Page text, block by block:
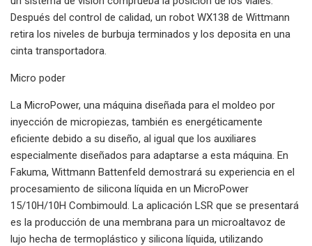
Después del control de calidad, un robot WX138 de Wittmann
retira los niveles de burbuja terminados y los deposita en una
cinta transportadora.
Micro poder
La MicroPower, una máquina diseñada para el moldeo por
inyección de micropiezas, también es energéticamente
eficiente debido a su diseño, al igual que los auxiliares
especialmente diseñados para adaptarse a esta máquina. En
Fakuma, Wittmann Battenfeld demostrará su experiencia en el
procesamiento de silicona líquida en un MicroPower
15/10H/10H Combimould. La aplicación LSR que se presentará
es la producción de una membrana para un microaltavoz de
lujo hecha de termoplástico y silicona líquida, utilizando